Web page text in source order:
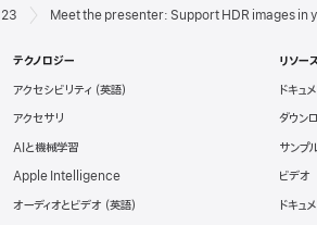
Meet the presenter: Support HDR images in
テクノロジー
アクセシビリティ
アクセサリ
AIと機械学習
Apple Intelligence
オーディオとビデオ
リソー
ドキュ
ダウン
サンプ
ビデオ
ドキュ